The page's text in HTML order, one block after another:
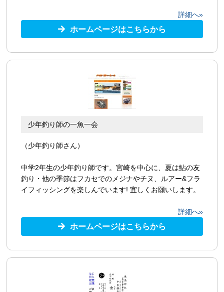
詳細へ»
ホームページはこちらから
少年釣り師の一魚一会
（少年釣り師さん）
中学2年生の少年釣り師です。宮崎を中心に、夏は鮎の友
釣り・他の季節はフカセでのメジナやチヌ、ルアー&フラ
イフィッシングを楽しんでいます! 宜しくお願いします。
詳細へ»
ホームページはこちらから